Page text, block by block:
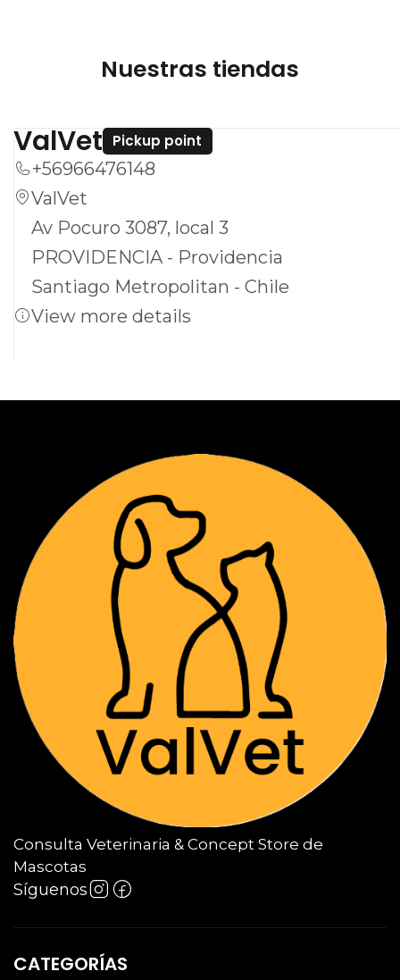
confiable y práctica para el cuidado de sus
feliz con Credelio®!
Nuestras tiendas
ValVet Pickup point
+56966476148
ValVet
Av Pocuro 3087, local 3
PROVIDENCIA - Providencia
Santiago Metropolitan - Chile
View more details
Consulta Veterinaria & Concept Store de
Mascotas
Síguenos
CATEGORÍAS